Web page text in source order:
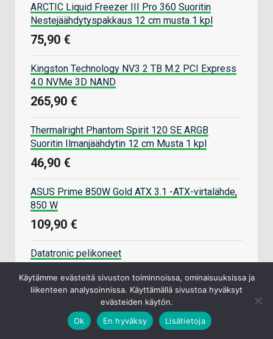
ARCTIC Liquid Freezer III Pro 360 Suoritin
Nestejäähdytyspakkaus 12 cm musta 1 kpl
75,90 €
Kingston Technology NV3 2 TB M.2 PCI Express
4.0 NVMe 3D NAND
265,90 €
Thermalright Phantom Spirit 120 SE ARGB
Suoritin Ilmanjäähdytin 12 cm Musta 1 kpl
46,90 €
ASUS Prime 850W Gold ATX 3.1 -ATX-virtalähde,
850 W
109,90 €
Datatronic pelikoneet
Komponenteille myös kasauspalvelu
Käytämme evästeitä sivuston toiminnoissa, ominaisuuksissa ja
liikenteen analysoinnissa. Käyttämällä sivustoa hyväksyt
evästeiden käytön.
Ok
En hyväksy Lisätietoja